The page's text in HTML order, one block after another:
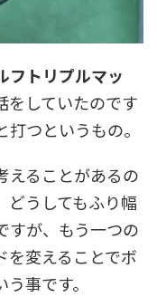
フトリプルマッ
をしていたのです
つというもの。
えることがあるの
どうしてもふり幅
すが、もう一つの
を変えることでボ
事です。